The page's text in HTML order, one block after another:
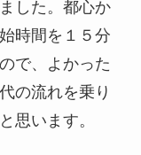
した。都心か
時間を１５分
で、よかった
の流れを乗り
思います。